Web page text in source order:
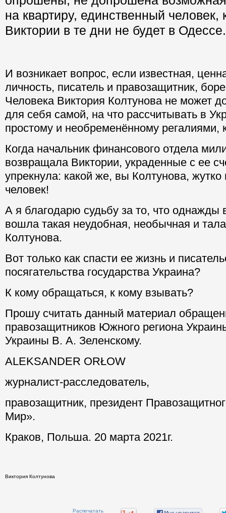
на квартиру, единственный человек,
Виктории в те дни не будет в Одессе.
И возникает вопрос, если известная,
личность, писатель и правозащитник,
Человека Виктория Колтунова не может
для себя самой, на что рассчитывать в
простому и необременённому регалиями,
Когда начальник финансового отдела
возвращала Виктории, украденные с ее
упрекнула: какой же, вы Колтунова,
человек!
А я благодарю судьбу за то, что однажды
вошла такая неудобная, необычная и
Колтунова.
Вот только как спасти ее жизнь и
посягательства государства Украина?
К кому обращаться, к кому взывать?
Прошу считать данный материал
правозащитников Южного региона
Украины В. А. Зеленскому.
ALEKSANDER ORŁOW
журналист-расследователь,
правозащитник, президент
Мир».
Краков, Польша. 20 марта 2021г.
Виктория Колтунова
Распечатать